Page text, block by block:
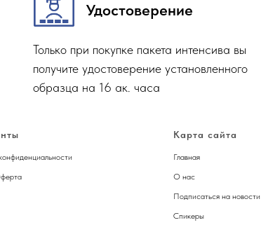
Удостоверение
Только при покупке пакета интенсива вы
получите удостоверение установленного
образца на 16 ак. часа
Карта сайта
Главная
О нас
Подписаться на новости
Спикеры